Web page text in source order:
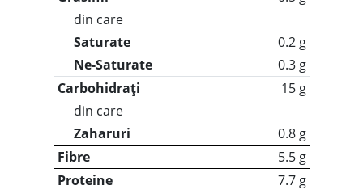
din care
Saturate
0.2 g
Ne-Saturate
0.3 g
Carbohidrați
15 g
din care
Zaharuri
0.8 g
Fibre
5.5 g
Proteine
7.7 g